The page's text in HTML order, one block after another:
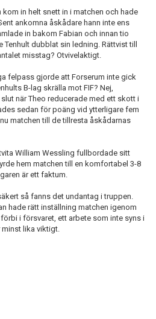
in helt snett in i matchen och hade
ankomna åskådare hann inte ens
in bakom Fabian och innan tio
dubblat sin ledning. Rättvist till
misstag? Otvivelaktigt.
felpass gjorde att Forserum inte gick
B-lag skrälla mot FIF? Nej,
när Theo reducerade med ett skott i
sedan för poäng vid ytterligare fem
matchen till de tillresta åskådarnas
William Wessling fullbordade sitt
hem matchen till en komfortabel 3-8
är ett faktum.
så fanns det undantag i truppen.
hade rätt inställning matchen igenom
i försvaret, ett arbete som inte syns i
lika viktigt.